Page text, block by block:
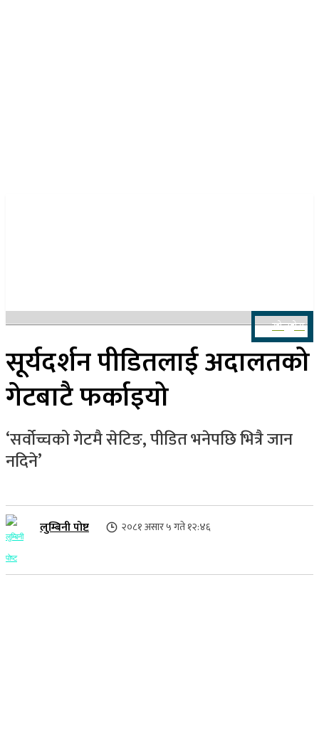
खोज्नुहोस
सूर्यदर्शन पीडितलाई अदालतको
गेटबाटै फर्काइयो
‘सर्वोच्चको गेटमै सेटिङ, पीडित भनेपछि भित्रै जान
नदिने’
लुम्बिनी पोष्ट २०८१ असार ५ गते १२:४६